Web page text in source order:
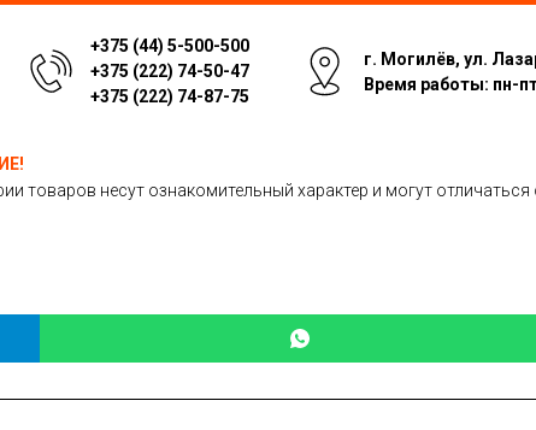
+375 (44) 5-500-500
+375 (222) 74-50-47
+375 (222) 74-87-75
г. Могилёв, ул.
Время работы: пн-
товаров несут ознакомительный характер и могут отличаться